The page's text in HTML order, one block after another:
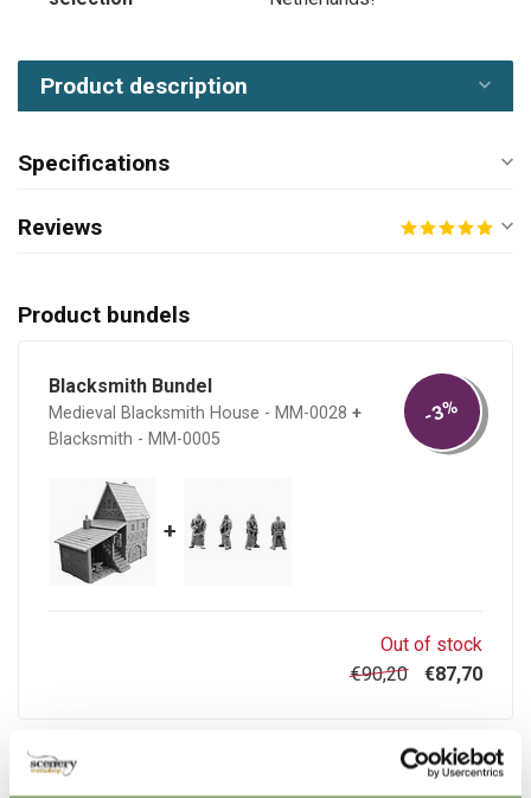
Product description
Specifications
Reviews
Product bundels
Blacksmith Bundel
Medieval Blacksmith House - MM-0028 +
Blacksmith - MM-0005
-3%
+
Out of stock
€90,20
€87,70
Related products